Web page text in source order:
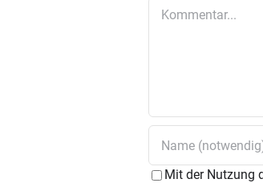
Mit der Nutzung